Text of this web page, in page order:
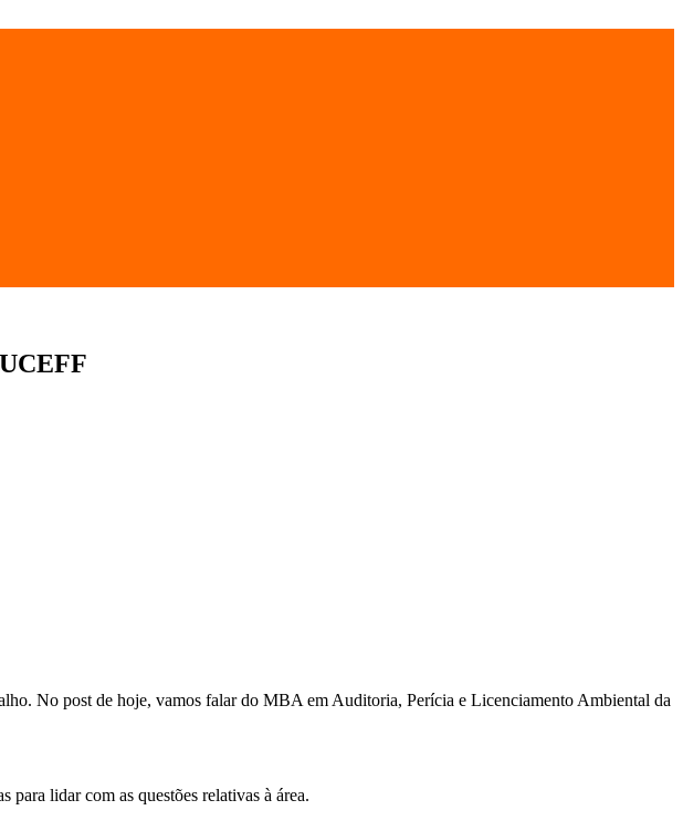
No post de hoje, vamos falar do MBA em Auditoria, Perícia e Licenciamento Ambiental da
para lidar com as questões relativas à área.